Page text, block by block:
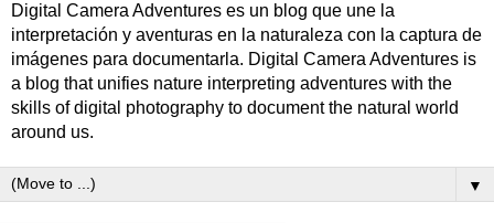
Digital Camera Adventures es un blog que une la
interpretación y aventuras en la naturaleza con la captura de
imágenes para documentarla. Digital Camera Adventures is
a blog that unifies nature interpreting adventures with the
skills of digital photography to document the natural world
around us.
▼